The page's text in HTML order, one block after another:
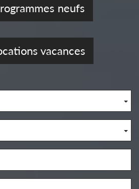
neufs
vacances